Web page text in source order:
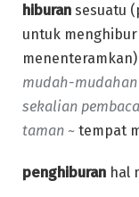
hiburan sesuatu
untuk
mudah-
sekalian
taman ~ tempat
penghiburan hal